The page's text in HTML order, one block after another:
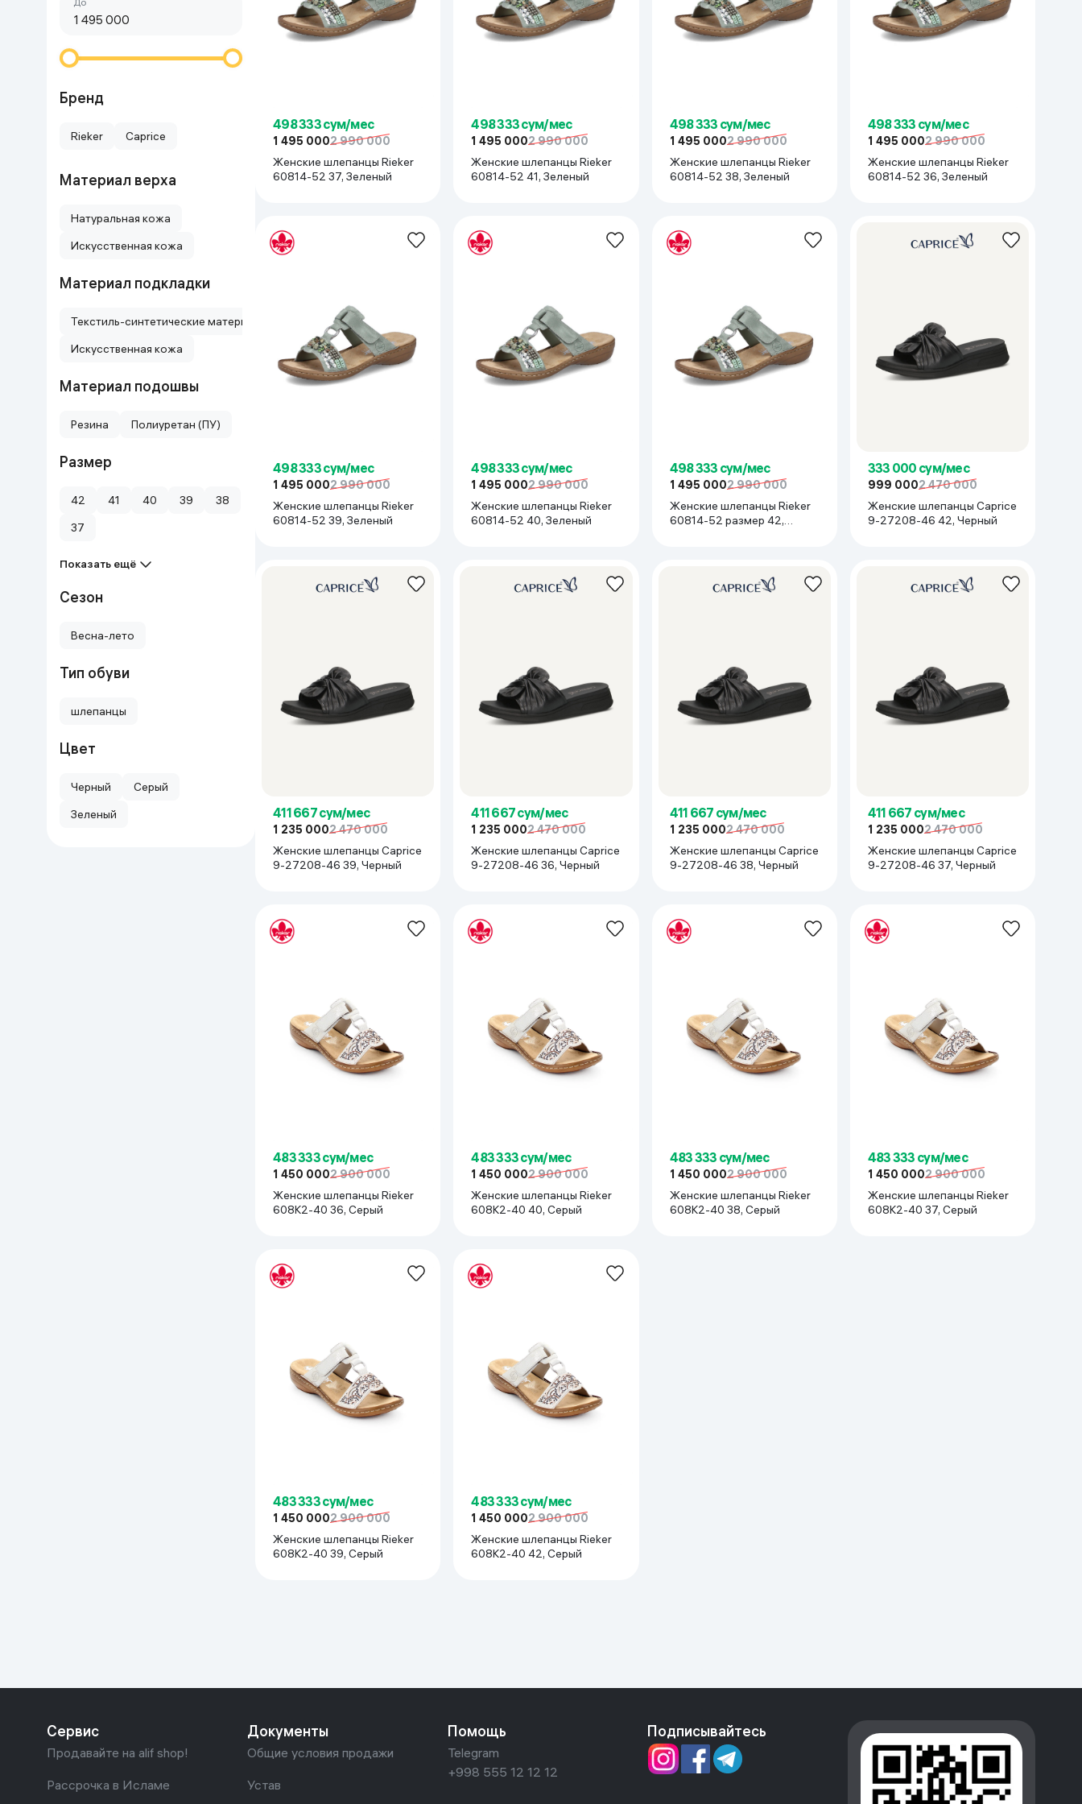
Спортивные товары
Автотовары
Детские товары
Дом и сад
Канцелярия
Бытовая химия
Книги
Очки виртуальной реальности
Умные очки
Бренд
Rieker Caprice
Материал верха
Натуральная кожа
Искусственная кожа
Материал подкладки
Текстиль-синтетические материалы
Искусственная кожа
Материал подошвы
Резина Полиуретан (ПУ)
Размер
42 41 40 39
38
37
Показать ещё
Сезон
Весна-лето
Тип обуви
шлепанцы
Цвет
Черный
Серый
Зеленый
498 333 сум/мес
1 495 0002 990 000
Женские шлепанцы Rieker
60814-52 37, Зеленый
498 333 сум/мес
1 495 0002 990 000
Женские шлепанцы Rieker
60814-52 41, Зеленый
498 333 сум/мес
1 495 0002 990 000
Женские шлепанцы Rieker
60814-52 38, Зеленый
498 333 сум/мес
1 495 0002 990 000
Женские шлепанцы Rieker
60814-52 36, Зеленый
498 333 сум/мес
1 495 0002 990 000
Женские шлепанцы Rieker
60814-52 39, Зеленый
498 333 сум/мес
1 495 0002 990 000
Женские шлепанцы Rieker
60814-52 40, Зеленый
498 333 сум/мес
1 495 0002 990 000
Женские шлепанцы Rieker
60814-52 размер 42,
333 000 сум/мес
999 0002 470 000
Женские шлепанцы Caprice
9-27208-46 42, Черный
411 667 сум/мес
1 235 0002 470 000
Женские шлепанцы Caprice
9-27208-46 39, Черный
411 667 сум/мес
1 235 0002 470 000
Женские шлепанцы Caprice
9-27208-46 36, Черный
411 667 сум/мес
1 235 0002 470 000
Женские шлепанцы Caprice
9-27208-46 38, Черный
411 667 сум/мес
1 235 0002 470 000
Женские шлепанцы Caprice
9-27208-46 37, Черный
483 333 сум/мес
1 450 0002 900 000
Женские шлепанцы Rieker
608K2-40 36, Серый
483 333 сум/мес
1 450 0002 900 000
Женские шлепанцы Rieker
608K2-40 40, Серый
483 333 сум/мес
1 450 0002 900 000
Женские шлепанцы Rieker
608K2-40 38, Серый
483 333 сум/мес
1 450 0002 900 000
Женские шлепанцы Rieker
608K2-40 37, Серый
483 333 сум/мес
1 450 0002 900 000
Женские шлепанцы Rieker
608K2-40 39, Серый
483 333 сум/мес
1 450 0002 900 000
Женские шлепанцы Rieker
608K2-40 42, Серый
Сервис
Продавайте на alif shop!
Рассрочка в Исламе
Документы
Общие условия продажи
Устав
Помощь
Telegram
+998 555 12 12 12
Подписывайтесь